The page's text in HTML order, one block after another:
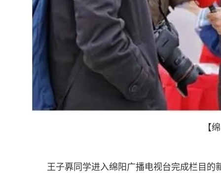
【
王子奡同学进入绵阳广播电视台完成栏目的